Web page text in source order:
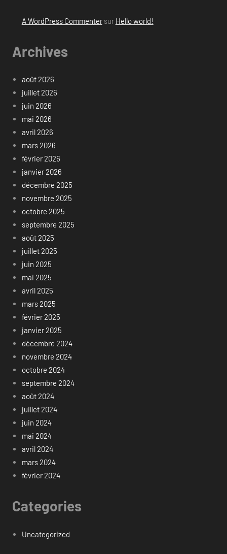
A WordPress Commentersur Hello world!
Archives
août 2026
juillet 2026
juin 2026
mai 2026
avril 2026
mars 2026
février 2026
janvier 2026
décembre 2025
novembre 2025
octobre 2025
septembre 2025
août 2025
juillet 2025
juin 2025
mai 2025
avril 2025
mars 2025
février 2025
janvier 2025
décembre 2024
novembre 2024
octobre 2024
septembre 2024
août 2024
juillet 2024
juin 2024
mai 2024
avril 2024
mars 2024
février 2024
Categories
Uncategorized